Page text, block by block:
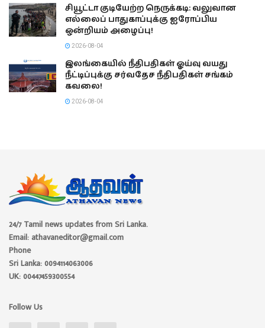
சியூட்டா குடியேற்ற நெருக்கடி: வலுவான
எல்லைப் பாதுகாப்புக்கு ஐரோப்பிய
ஒன்றியம் அழைப்பு!
2026-08-04
இலங்கையில் நீதிபதிகள் ஓய்வு வயது
நீட்டிப்புக்கு சர்வதேச நீதிபதிகள் சங்கம்
கவலை!
2026-08-04
24/7 Tamil news updates from Sri Lanka.
Email: athavaneditor@gmail.com
Phone
Sri Lanka: 0094114063006
UK: 00447459300554
Follow Us